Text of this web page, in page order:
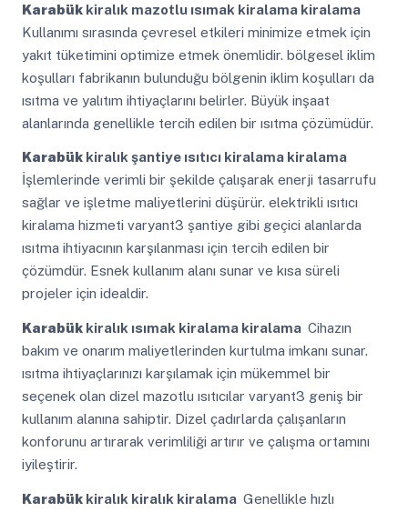
Karabükkiralık mazotlu ısımak kiralama kiralama
Kullanımı sırasında çevresel etkileri minimize etmek için
yakıt tüketimini optimize etmek önemlidir. bölgesel iklim
koşulları fabrikanın bulunduğu bölgenin iklim koşulları da
ısıtma ve yalıtım ihtiyaçlarını belirler. Büyük inşaat
alanlarında genellikle tercih edilen bir ısıtma çözümüdür.
Karabükkiralık şantiye ısıtıcı kiralama kiralama
İşlemlerinde verimli bir şekilde çalışarak enerji tasarrufu
sağlar ve işletme maliyetlerini düşürür. elektrikli ısıtıcı
kiralama hizmeti varyant3 şantiye gibi geçici alanlarda
ısıtma ihtiyacının karşılanması için tercih edilen bir
çözümdür. Esnek kullanım alanı sunar ve kısa süreli
projeler için idealdir.
Karabükkiralık ısımak kiralama kiralama Cihazın
bakım ve onarım maliyetlerinden kurtulma imkanı sunar.
ısıtma ihtiyaçlarınızı karşılamak için mükemmel bir
seçenek olan dizel mazotlu ısıtıcılar varyant3 geniş bir
kullanım alanına sahiptir. Dizel çadırlarda çalışanların
konforunu artırarak verimliliği artırır ve çalışma ortamını
iyileştirir.
Karabükkiralık kiralık kiralama Genellikle hızlı